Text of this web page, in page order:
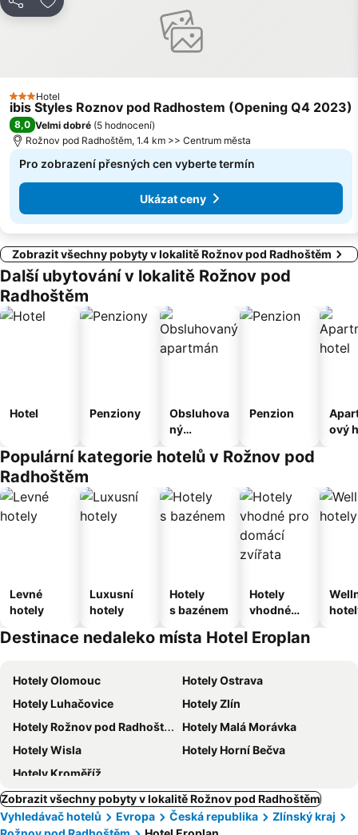
Makov
Radegast Sihly na Krásné
Vřesina letní koupaliště
Skiareál Soláň - Sedlo
Pod Soláněm
Solisko – Horní Bečva
Celnica – Třeštík
Rusava
Koupaliště Český Těšín
Sdílet Přidat na seznam oblíbených hotelů
3 Počet hvězdiček
Hotel
ibis Styles Roznov pod Radhostem (Opening Q4 2023)
8,0 Velmi dobré (5 hodnocení)
Rožnov pod Radhoštěm, 1.4 km >> Centrum města
Pro zobrazení přesných cen vyberte termín
Ukázat ceny
Zobrazit všechny pobyty v lokalitě Rožnov pod Radhoštěm
Další ubytování v lokalitě Rožnov pod
Radhoštěm
Hotel Penziony
Obsluhova
ný
Penzion
ový
Populární kategorie hotelů v Rožnov pod
Radhoštěm
Levné
hotely
Luxusní
hotely
Hotely
s bazénem
Hotely
vhodné
domácí
Destinace nedaleko místa Hotel Eroplan
Hotely Olomouc
Hotely Ostrava
Hotely Luhačovice
Hotely Zlín
Hotely Rožnov pod Radhoštěm
Hotely Malá Morávka
Hotely Wisla
Hotely Horní Bečva
Hotely Kroměříž
Zobrazit všechny pobyty v lokalitě Rožnov pod Radhoštěm
Vyhledávač hotelů
Evropa Česká republika
Zlínský kraj